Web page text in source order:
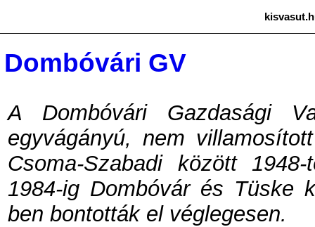
Dombóvári GV
A Dombóvári Gazdasági
egyvágányú, nem
Csoma-Szabadi között
1984-ig Dombóvár és Tüske
ben bontották el véglegesen.